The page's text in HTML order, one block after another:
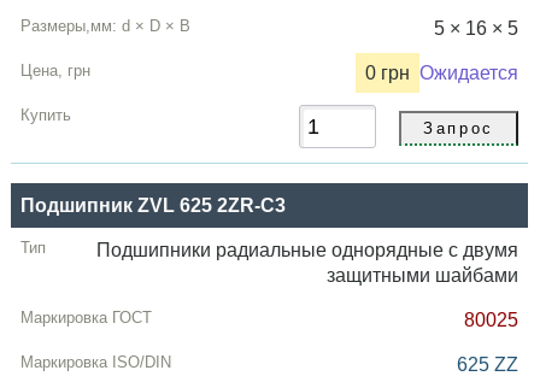
5 × 16 × 5
0 грн Ожидается
Подшипник ZVL 625 2ZR-C3
Подшипники радиальные однорядные с двумя
защитными шайбами
80025
625 ZZ